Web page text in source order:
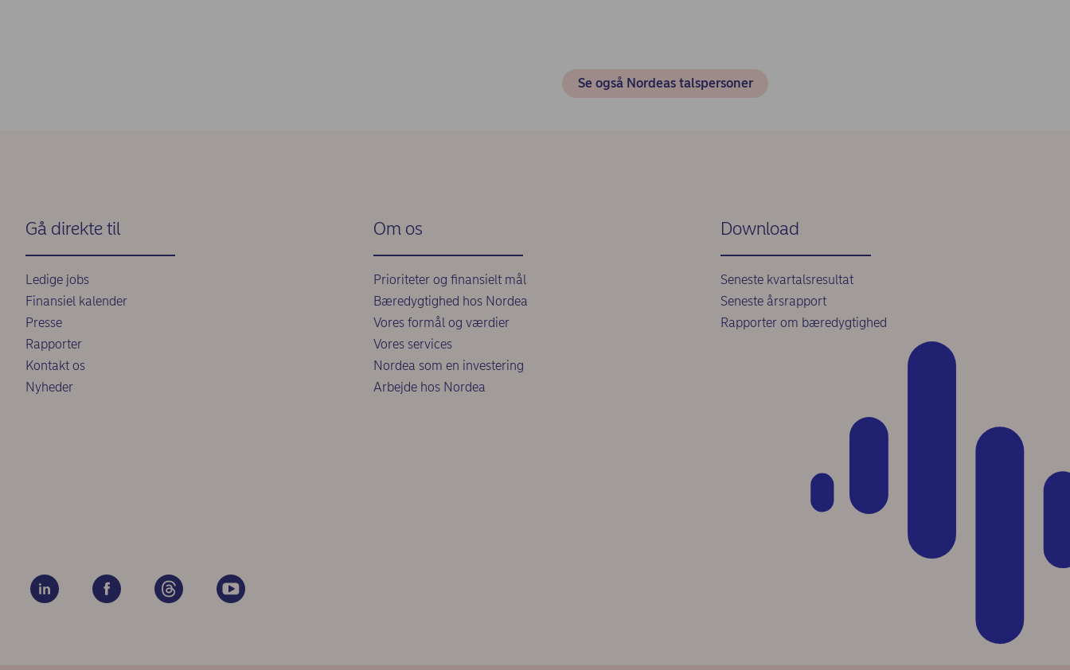
Se også Nordeas talspersoner
Gå direkte til
Ledige jobs
Finansiel kalender
Presse
Rapporter
Kontakt os
Nyheder
Om os
Prioriteter og finansielt mål
Bæredygtighed hos Nordea
Vores formål og værdier
Vores services
Nordea som en investering
Arbejde hos Nordea
Download
Seneste kvartalsresultat
Seneste årsrapport
Rapporter om bæredygtighed